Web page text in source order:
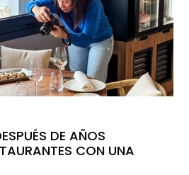
DE AÑOS
CON UNA